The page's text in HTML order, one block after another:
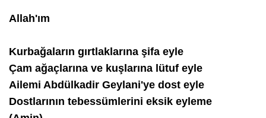
Allah'ım
Kurbağaların gırtlaklarına şifa eyle
Çam ağaçlarına ve kuşlarına lütuf eyle
Ailemi Abdülkadir Geylani'ye dost eyle
Dostlarının tebessümlerini eksik eyleme